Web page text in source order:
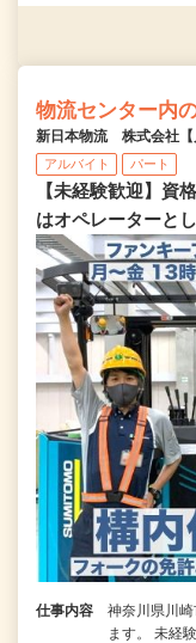
物流センター内
新日本物流 株式会社【
アルバイト パート
【未経験歓迎】資
はオペレーターと
仕事内容
神奈川県川
ます。 未経